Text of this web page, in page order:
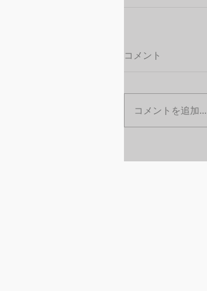
コメント
コメントを追加…